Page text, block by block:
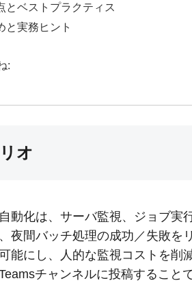
とベストプラクティス
と実務ヒント
:
オ
動化は、サーバ監視、ジョブ実
夜間バッチ処理の成功／失敗を
能にし、人的な監視コストを削
チャンネルに投稿すること